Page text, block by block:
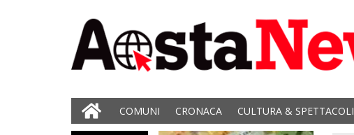
COMUNI CRONACA CULTURA & SPETTACOLI